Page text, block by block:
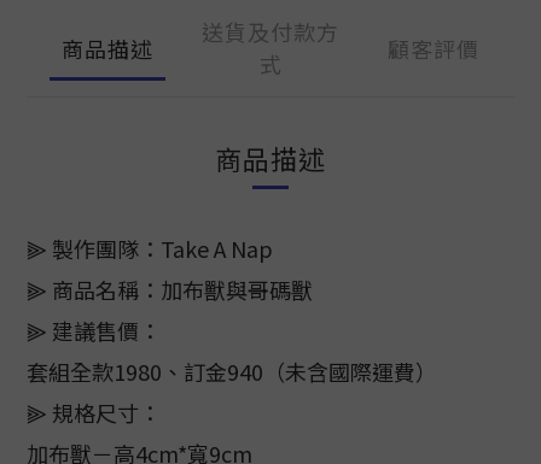
商品描述
送貨及付款方
式
顧客評價
商品描述
⫸ 製作團隊：Take A Nap
⫸ 商品名稱：加布獸與哥碼獸
⫸ 建議售價：
套組全款1980、訂金940（未含國際運費）
⫸ 規格尺寸：
加布獸－高4cm*寬9cm